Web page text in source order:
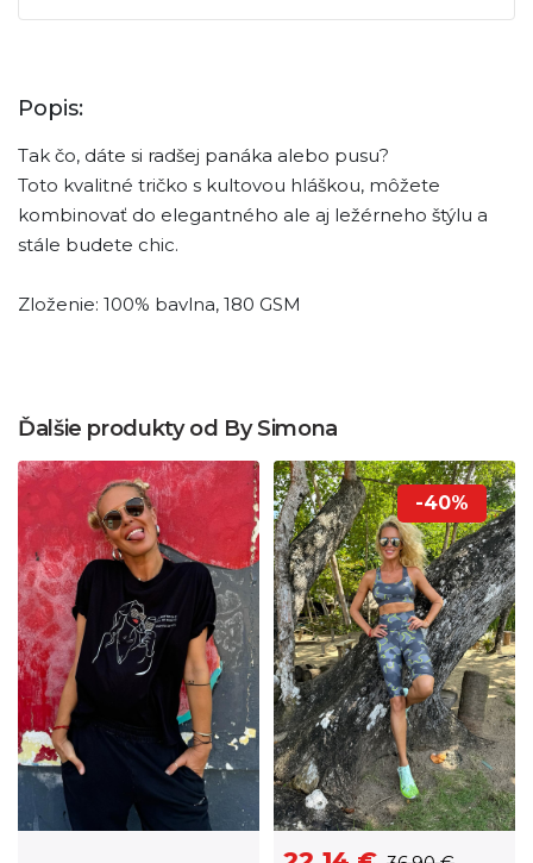
Popis:
Tak čo, dáte si radšej panáka alebo pusu?
Toto kvalitné tričko s kultovou hláškou, môžete
kombinovať do elegantného ale aj ležérneho štýlu a
stále budete chic.
Zloženie: 100% bavlna, 180 GSM
Ďalšie produkty od By Simona
-40%